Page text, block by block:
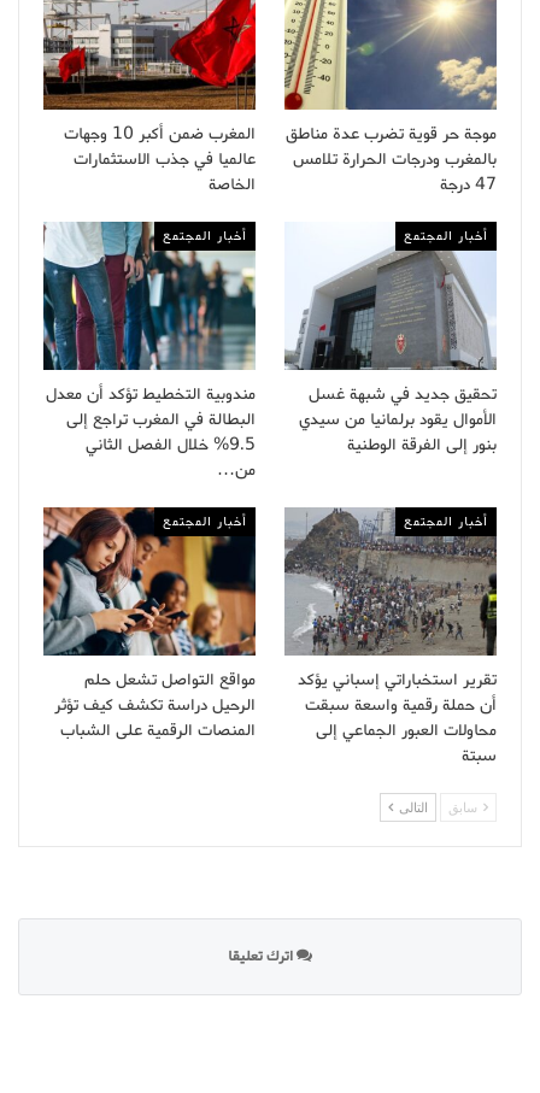
موجة حر قوية تضرب عدة مناطق
بالمغرب ودرجات الحرارة تلامس
47 درجة
المغرب ضمن أكبر 10 وجهات
عالميا في جذب الاستثمارات
الخاصة
أخبار المجتمع
تحقيق جديد في شبهة غسل
الأموال يقود برلمانيا من سيدي
بنور إلى الفرقة الوطنية
أخبار المجتمع
مندوبية التخطيط تؤكد أن معدل
البطالة في المغرب تراجع إلى
9.5% خلال الفصل الثاني
من…
أخبار المجتمع
تقرير استخباراتي إسباني يؤكد
أن حملة رقمية واسعة سبقت
محاولات العبور الجماعي إلى
سبتة
أخبار المجتمع
مواقع التواصل تشعل حلم
الرحيل دراسة تكشف كيف تؤثر
المنصات الرقمية على الشباب
سابق التالى
اترك تعليقا